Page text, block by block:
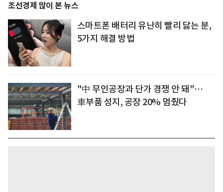
조선경제 많이 본 뉴스
스마트폰 배터리 유난히 빨리 닳는 분,
5가지 해결 방법
"中 무인공장과 단가 경쟁 안 돼"…
車부품 성지, 공장 20% 멈췄다